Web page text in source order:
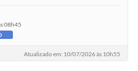
08h45
Atualizado em: 10/07/2026 às 10h55